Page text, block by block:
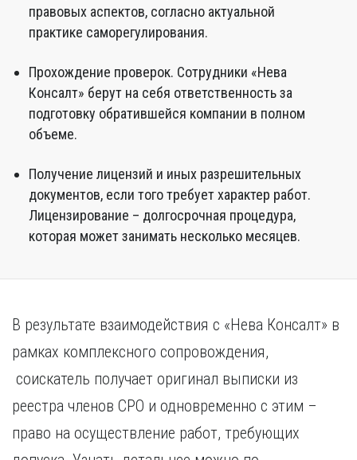
правовых аспектов, согласно актуальной
практике саморегулирования.
Прохождение проверок. Сотрудники «Нева
Консалт» берут на себя ответственность за
подготовку обратившейся компании в полном
объеме.
Получение лицензий и иных разрешительных
документов, если того требует характер работ.
Лицензирование – долгосрочная процедура,
которая может занимать несколько месяцев.
В результате взаимодействия с «Нева Консалт» в
рамках комплексного сопровождения,
соискатель получает оригинал выписки из
реестра членов СРО и одновременно с этим –
право на осуществление работ, требующих